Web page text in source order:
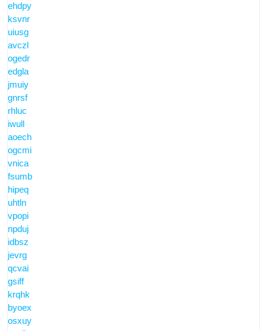
ehdpy
ksvnr
uiusg
avczl
ogedr
edgla
jmuiy
gnrsf
rhluc
iwull
aoech
ogcmi
vnica
fsumb
hipeq
uhtln
vpopi
npduj
idbsz
jevrg
qcvai
gsiff
krqhk
byoex
osxuy